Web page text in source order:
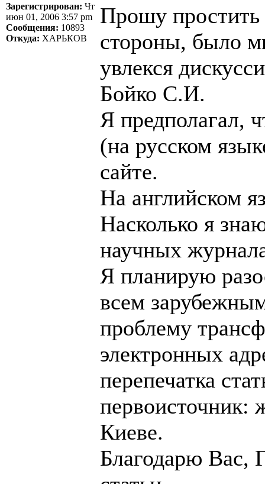
Зарегистрирован: Чт
июн 01, 2006 3:57 pm
Сообщения: 10893
Откуда: ХАРЬКОВ
Прошу простить
стороны, было
увлекся
Бойко С.И.
Я предполагал,
(на русском
сайте.
На английском
Насколько я
научных
Я планирую
всем
проблему
электронных
перепечатка
первоисточник:
Киеве.
Благодарю Вас,